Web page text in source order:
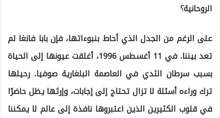
الروحانية؟
على الرغم من الجدل الذي أحاط بنبوءاتها، فإن بابا فانغا لم
تعد بيننا. في 11 أغسطس 1996، أغلقت عيونها إلى الحياة
بسبب سرطان الثدي في العاصمة البلغارية صوفيا. رحيلها
ترك وراءه أسئلة لا تزال تحتاج إلى إجابات، وإرثها يظل حاضرًا
في قلوب الكثيرين الذين اعتبروها نافذة إلى عالم لا يمكننا